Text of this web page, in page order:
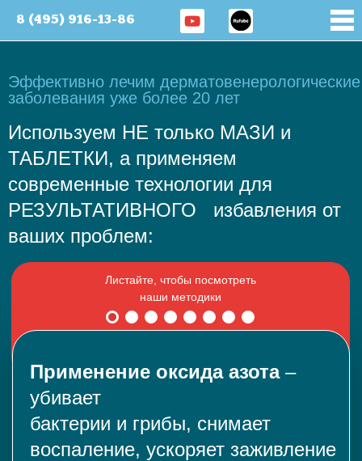
8 (495) 916-13-86
Эффективно лечим дерматовенерологические
заболевания уже более 20 лет
Используем НЕ только МАЗИ и
ТАБЛЕТКИ, а применяем
современные технологии для
РЕЗУЛЬТАТИВНОГО избавления от
ваших проблем:
Применение оксида азота–
убивает
бактерии и грибы, снимает
воспаление, ускоряет заживление